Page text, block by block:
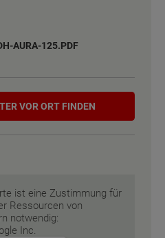
12 m x 6.43 m
12 m x 6.43 m
AURA-125.PDF
VOR ORT FINDEN
ist eine Zustimmung für
Ressourcen von
notwendig:
Inc.